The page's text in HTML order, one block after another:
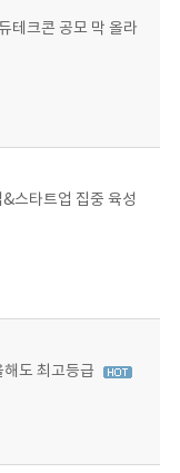
테크콘 공모 막 올라
스타트업 집중 육성
도 최고등급